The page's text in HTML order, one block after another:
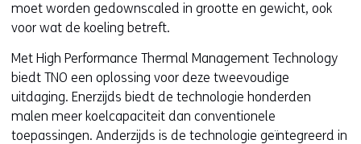
moet worden gedownscaled in grootte en gewicht, ook
voor wat de koeling betreft.
Met High Performance Thermal Management Technology
biedt TNO een oplossing voor deze tweevoudige
uitdaging. Enerzijds biedt de technologie honderden
malen meer koelcapaciteit dan conventionele
toepassingen. Anderzijds is de technologie geïntegreerd in